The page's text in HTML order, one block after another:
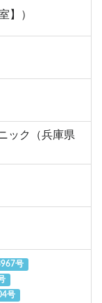
】）
ック（兵庫県
号
号